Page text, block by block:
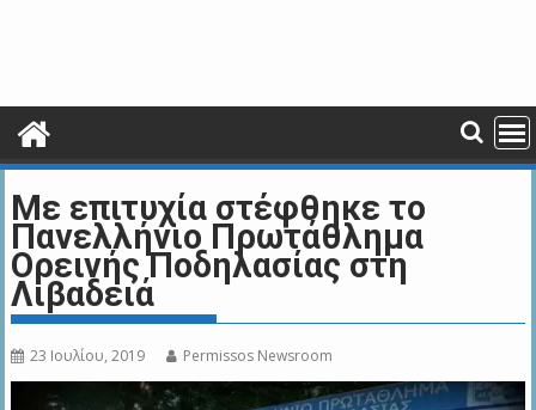
Mε επιτυχία στέφθηκε το
Πανελλήνιο Πρωτάθλημα
Ορεινής Ποδηλασίας στη
Λιβαδειά
23 Ιουλίου, 2019 Permissos Newsroom